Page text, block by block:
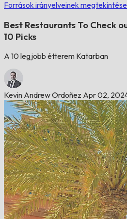
Források irányelveinek megtekintése
Best Restaurants To Check
10 Picks
A 10 legjobb étterem Katarban
Kevin Andrew Ordoñez Apr 02,